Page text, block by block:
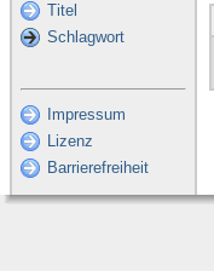
Titel
Schlagwort
Impressum
Lizenz
Barrierefreiheit